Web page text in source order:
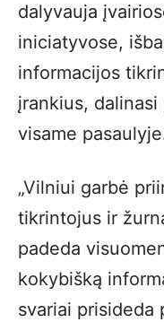
dalyvauja
iniciatyvose,
informacijos
įrankius,
visame
„Vilniui garbė
tikrintojus ir
padeda
kokybišką
svariai prisideda